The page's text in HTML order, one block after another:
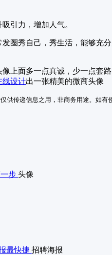
引力，增加人气。
圈秀自己，秀生活，能够充
上面多一点真诚，少一点套
线设计出一张精美的微商头像
供传递信息之用，非商务用途。如
步 头像
最快捷 招聘海报